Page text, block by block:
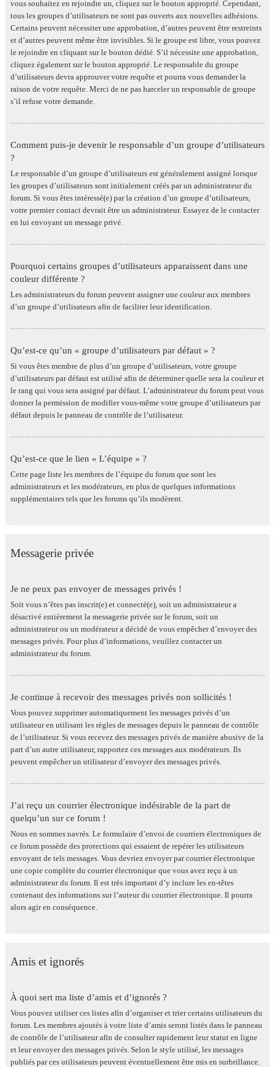
vous souhaitez en rejoindre un, cliquez sur le bouton approprié. Cependant,
tous les groupes d’utilisateurs ne sont pas ouverts aux nouvelles adhésions.
Certains peuvent nécessiter une approbation, d’autres peuvent être restreints
et d’autres peuvent même être invisibles. Si le groupe est libre, vous pouvez
le rejoindre en cliquant sur le bouton dédié. S’il nécessite une approbation,
cliquez également sur le bouton approprié. Le responsable du groupe
d’utilisateurs devra approuver votre requête et pourra vous demander la
raison de votre requête. Merci de ne pas harceler un responsable de groupe
s’il refuse votre demande.
Comment puis-je devenir le responsable d’un groupe d’utilisateurs
?
Le responsable d’un groupe d’utilisateurs est généralement assigné lorsque
les groupes d’utilisateurs sont initialement créés par un administrateur du
forum. Si vous êtes intéressé(e) par la création d’un groupe d’utilisateurs,
votre premier contact devrait être un administrateur. Essayez de le contacter
en lui envoyant un message privé.
Pourquoi certains groupes d’utilisateurs apparaissent dans une
couleur différente ?
Les administrateurs du forum peuvent assigner une couleur aux membres
d’un groupe d’utilisateurs afin de faciliter leur identification.
Qu’est-ce qu’un « groupe d’utilisateurs par défaut » ?
Si vous êtes membre de plus d’un groupe d’utilisateurs, votre groupe
d’utilisateurs par défaut est utilisé afin de déterminer quelle sera la couleur et
le rang qui vous sera assigné par défaut. L’administrateur du forum peut vous
donner la permission de modifier vous-même votre groupe d’utilisateurs par
défaut depuis le panneau de contrôle de l’utilisateur.
Qu’est-ce que le lien « L’équipe » ?
Cette page liste les membres de l’équipe du forum que sont les
administrateurs et les modérateurs, en plus de quelques informations
supplémentaires tels que les forums qu’ils modèrent.
Messagerie privée
Je ne peux pas envoyer de messages privés !
Soit vous n’êtes pas inscrit(e) et connecté(e), soit un administrateur a
désactivé entièrement la messagerie privée sur le forum, soit un
administrateur ou un modérateur a décidé de vous empêcher d’envoyer des
messages privés. Pour plus d’informations, veuillez contacter un
administrateur du forum.
Je continue à recevoir des messages privés non sollicités !
Vous pouvez supprimer automatiquement les messages privés d’un
utilisateur en utilisant les règles de messages depuis le panneau de contrôle
de l’utilisateur. Si vous recevez des messages privés de manière abusive de la
part d’un autre utilisateur, rapportez ces messages aux modérateurs. Ils
peuvent empêcher un utilisateur d’envoyer des messages privés.
J’ai reçu un courrier électronique indésirable de la part de
quelqu’un sur ce forum !
Nous en sommes navrés. Le formulaire d’envoi de courriers électroniques de
ce forum possède des protections qui essaient de repérer les utilisateurs
envoyant de tels messages. Vous devriez envoyer par courrier électronique
une copie complète du courrier électronique que vous avez reçu à un
administrateur du forum. Il est très important d’y inclure les en-têtes
contenant des informations sur l’auteur du courrier électronique. Il pourra
alors agir en conséquence.
Amis et ignorés
À quoi sert ma liste d’amis et d’ignorés ?
Vous pouvez utiliser ces listes afin d’organiser et trier certains utilisateurs du
forum. Les membres ajoutés à votre liste d’amis seront listés dans le panneau
de contrôle de l’utilisateur afin de consulter rapidement leur statut en ligne
et leur envoyer des messages privés. Selon le style utilisé, les messages
publiés par ces utilisateurs peuvent éventuellement être mis en surbrillance.